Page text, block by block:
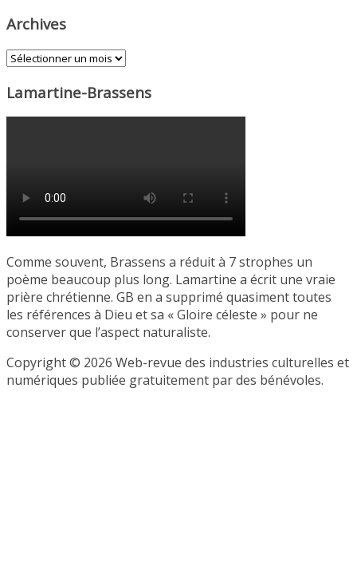
Archives
Archives
Lamartine-Brassens
Comme souvent, Brassens a réduit à 7 strophes un
poème beaucoup plus long. Lamartine a écrit une vraie
prière chrétienne. GB en a supprimé quasiment toutes
les références à Dieu et sa « Gloire céleste » pour ne
conserver que l’aspect naturaliste.
Copyright © 2026 Web-revue des industries culturelles et
numériques publiée gratuitement par des bénévoles.